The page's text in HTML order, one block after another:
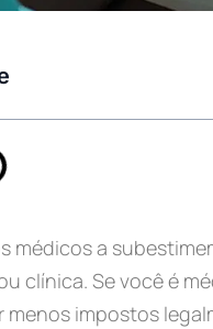
médicos a
clínica. Se você é
impostos